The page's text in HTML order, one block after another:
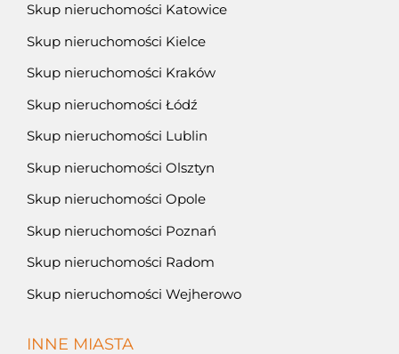
Skup nieruchomości Katowice
Skup nieruchomości Kielce
Skup nieruchomości Kraków
Skup nieruchomości Łódź
Skup nieruchomości Lublin
Skup nieruchomości Olsztyn
Skup nieruchomości Opole
Skup nieruchomości Poznań
Skup nieruchomości Radom
Skup nieruchomości Wejherowo
INNE MIASTA